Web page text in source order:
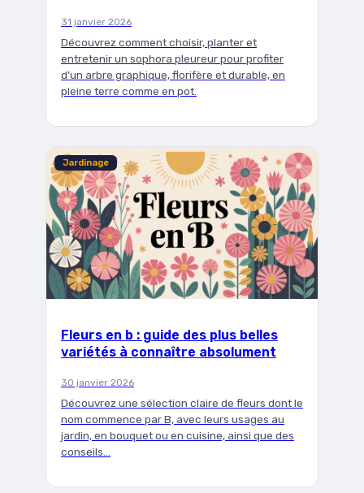
31 janvier 2026
Découvrez comment choisir, planter et
entretenir un sophora pleureur pour profiter
d’un arbre graphique, florifère et durable, en
pleine terre comme en pot.
Jardinage
Fleurs en b : guide des plus belles
variétés à connaître absolument
30 janvier 2026
Découvrez une sélection claire de fleurs dont le
nom commence par B, avec leurs usages au
jardin, en bouquet ou en cuisine, ainsi que des
conseils…